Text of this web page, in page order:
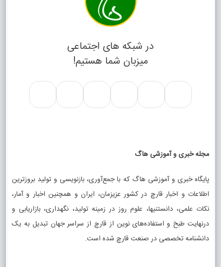
در شبکه های اجتماعی
میزبان شما هستیم!
مجله خبری و آموزشی هاگ
پایگاه خبری و آموزشی هاگ که با جمع‌آوری، بازنویسی و تولید بروزترین
اطلاعات و اخبار قارچ در کشور عزیزمان، ایران و همچنین اخبار و آمار،
نکات علمی، دانستنیها، علوم روز در زمینه تولید، نگهداری، بازاریابی و
درنهایت طبخ و استفاده‌های نوین از قارچ از سراسر جهان تبدیل به یک
دانشنامه تخصصی در صنعت قارچ شده است.